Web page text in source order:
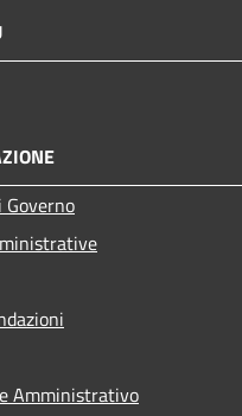
Governo
Amministrativo